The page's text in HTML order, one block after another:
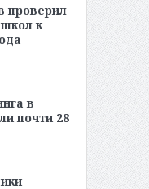
проверил
к
в
почти 28